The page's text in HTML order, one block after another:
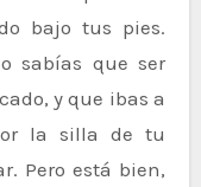
bajo tus pies.
sabías que ser
y que ibas a
la silla de tu
Pero está bien,